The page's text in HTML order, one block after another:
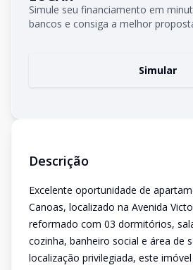
Simule seu financiamento em
bancos e consiga a melhor
Simular
Descrição
Excelente oportunidade de
Canoas, localizado na Avenida
reformado com 03 dormitórios,
cozinha, banheiro social e área de
localização privilegiada, este